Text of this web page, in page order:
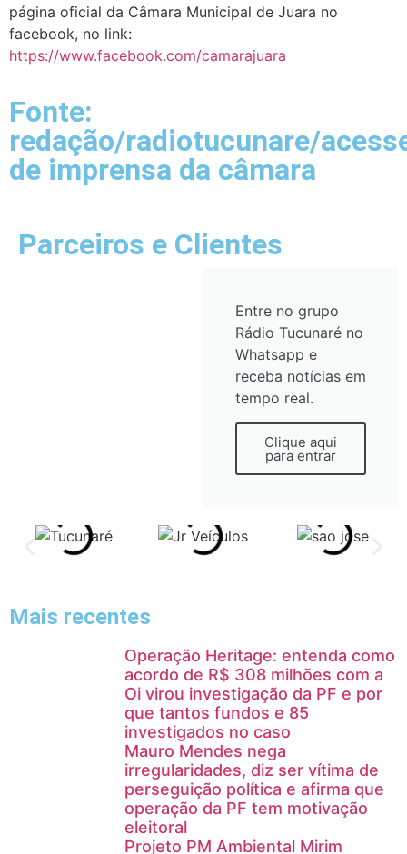
página oficial da Câmara Municipal de Juara no
facebook, no link:
https://www.facebook.com/camarajuara
Fonte:
redação/radiotucunare/
de imprensa da câmara
Parceiros e Clientes
Entre no grupo
Rádio Tucunaré no
Whatsapp e
receba notícias em
tempo real.
Clique aqui
para entrar
Mais recentes
Operação Heritage: entenda como
acordo de R$ 308 milhões com a
Oi virou investigação da PF e por
que tantos fundos e 85
investigados no caso
Mauro Mendes nega
irregularidades, diz ser vítima de
perseguição política e afirma que
operação da PF tem motivação
eleitoral
Projeto PM Ambiental Mirim